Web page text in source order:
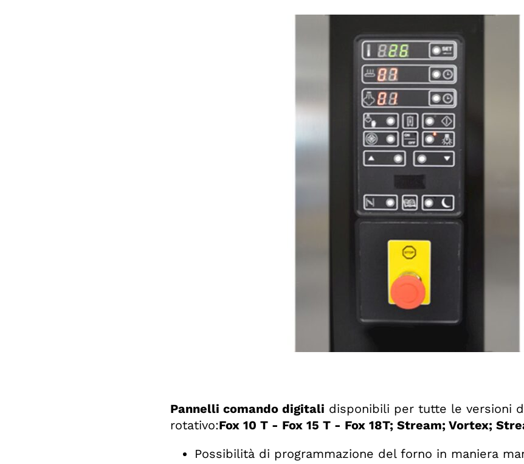
Pannelli comando digitali disponibili per tutte le versioni
rotativo:Fox 10 T - Fox 15 T - Fox 18T; Stream; Vortex;
Possibilità di programmazione del forno in maniera